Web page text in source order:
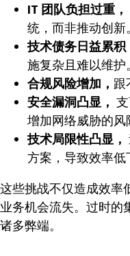
IT 团队负担过重，
统，而非推动创新。
技术债务日益累积
施复杂且难以维护。
合规风险增加， 跟
安全漏洞凸显，
增加网络威胁的风
技术局限性凸显，
方案，导致效率低
这些挑战不仅造成效率
业务机会流失。过时的
诸多弊端。